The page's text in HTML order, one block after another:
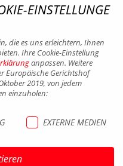
EINSTELLUNGE
die es uns erleichtern, Ihnen
Ihre Cookie-Einstellung
anpassen. Weitere
Europäische Gerichtshof
2019, von jedem
einzuholen:
EXTERNE MEDIEN